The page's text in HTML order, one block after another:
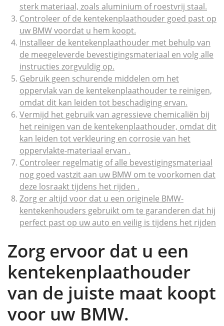
sterk materiaal, zoals aluminium of roestvrij staal.
Controleer of de kentekenplaathouder goed past op
uw BMW voordat u hem koopt.
Installeer de kentekenplaathouder met behulp van
de meegeleverde bevestigingsmateriaal en volg alle
instructies zorgvuldig op.
Gebruik geen schurende middelen om het
oppervlak van de kentekenplaathouder te reinigen,
omdat dit kan leiden tot beschadiging ervan.
Vermijd het gebruik van agressieve chemicaliën bij
het reinigen van de kentekenplaathouder, omdat dit
kan leiden tot verkleuring en corrosie van het
oppervlakte-materiaal ervan .
Controleer regelmatig of alle bevestigingsmateriaal
nog goed vastzit aan uw BMW om te voorkomen dat
deze losraakt tijdens het rijden .
Zorg er altijd voor dat u een originele BMW-
kentekenhouders gebruikt om te garanderen dat hij
perfect past op uw auto en veilig is tijdens het rijden
Zorg ervoor dat u een
kentekenplaathouder
van de juiste maat koopt
voor uw BMW.